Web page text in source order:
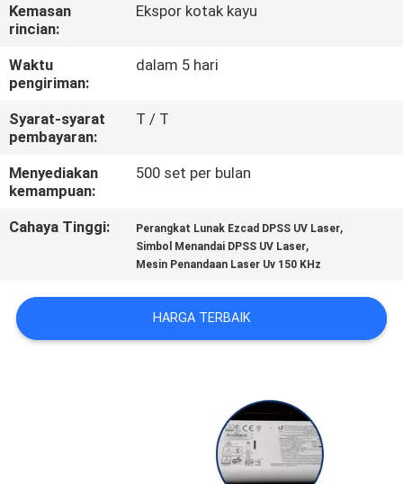
HUBUNGI
KAMI
PERMINTAAN
SITEMAP
POLICY
Kemasan
rincian:
Ekspor kotak kayu
Waktu
pengiriman:
dalam 5 hari
Syarat-syarat
pembayaran:
T / T
Menyediakan
kemampuan:
500 set per bulan
Cahaya Tinggi: Perangkat Lunak Ezcad DPSS UV Laser,
Simbol Menandai DPSS UV Laser,
Mesin Penandaan Laser Uv 150 KHz
HARGA TERBAIK